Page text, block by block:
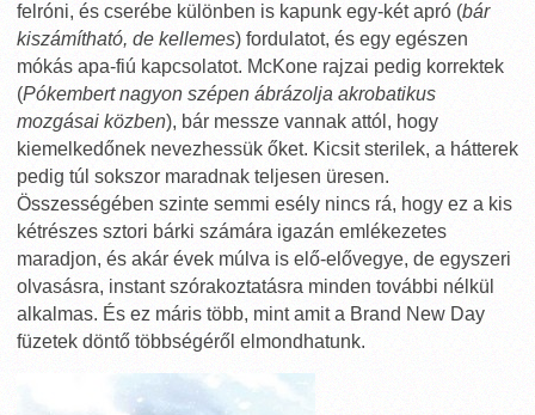
felróni, és cserébe különben is kapunk egy-két apró (bár
kiszámítható, de kellemes) fordulatot, és egy egészen
mókás apa-fiú kapcsolatot. McKone rajzai pedig korrektek
(Pókembert nagyon szépen ábrázolja akrobatikus
mozgásai közben), bár messze vannak attól, hogy
kiemelkedőnek nevezhessük őket. Kicsit sterilek, a hátterek
pedig túl sokszor maradnak teljesen üresen.
Összességében szinte semmi esély nincs rá, hogy ez a kis
kétrészes sztori bárki számára igazán emlékezetes
maradjon, és akár évek múlva is elő-elővegye, de egyszeri
olvasásra, instant szórakoztatásra minden további nélkül
alkalmas. És ez máris több, mint amit a Brand New Day
füzetek döntő többségéről elmondhatunk.